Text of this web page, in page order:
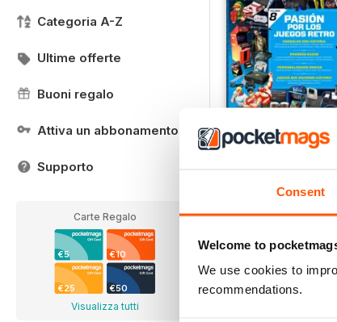
Consent
Welcome to
We use cookies to
recommendations.
Categoria A-Z
Ultime offerte
Buoni regalo
Attiva un abbonamento
Supporto
Carte Regalo
€5 €10
€25 €50
Visualizza tutti
RetroHobby 8
Al carrello